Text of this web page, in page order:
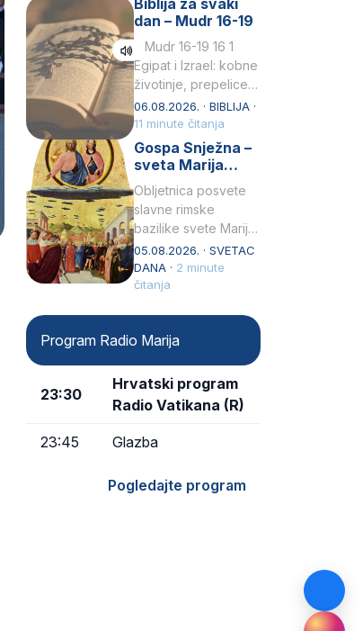
Petar u svojoj
drugoj…
Biblija za svaki
dan – Mudr 16-19
Mudr 16-19 16 1
Egipat i Izrael: kobne
životinje, prepelice
Zato bijahu
primjereno kažnjeni
sličnim životinjamai
mučeni mnoštvom
06.08.2026. · BIBLIJA ·
11 minute čitanja
Gospa Snježna –
sveta Marija
Velika, zaštitnica
rimske bazilike
Obljetnica posvete
slavne rimske
bazilike svete Marije
Velike (Santa Maria
Maggiore) u narodu
se slavi kao Gospa
05.08.2026. · SVETAC
DANA · 2 minute
čitanja
Program Radio Marija
23:30
Hrvatski program
Radio Vatikana (R)
23:45 Glazba
Pogledajte program